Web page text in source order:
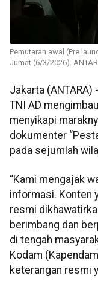
Pemutaran awal (Pre
Jumat (6/3/2026).
Jakarta (ANTARA) -
TNI AD
menyikapi
dokumenter
pada sejumlah
“Kami mengajak
informasi. Konten
resmi
berimbang dan
di tengah
Kodam
keterangan resmi